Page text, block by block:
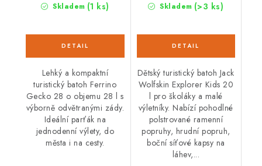
Skladem (1 ks)
Lehký a kompaktní
turistický batoh Ferrino
Gecko 28 o objemu 28 l s
výborně odvětranými zády.
Ideální parťák na
jednodenní výlety, do
města i na cesty.
Skladem (>3 ks)
Dětský turistický batoh Jack
Wolfskin Explorer Kids 20
l pro školáky a malé
výletníky. Nabízí pohodlné
polstrované ramenní
popruhy, hrudní popruh,
boční síťové kapsy na
láhev,...